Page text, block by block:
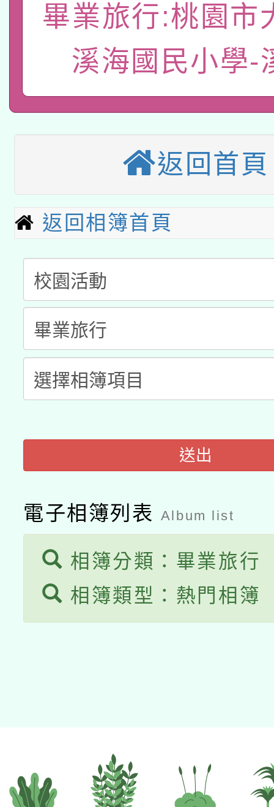
「數位內容與教學軟體
pilot」
有關大陸委員會函釋公
薪期間赴陸應申請許可
轉知經濟部水利署委託
業技術研究院辦理「
用水績優單位及節水達
115年8月22日(星期六
桃園市孔廟祈福系列
開 智慧啟航」
2026年桃園地景藝術
本校115學年度第2次
招甄選結果公告(無人
招)
適應運動共學行動站研
本館辦理115年度閱讀
暨閱讀推動專業研習
科技賦能─人工智慧
礎課程
A3數位素養講師名單
「數位內容與教學軟體
pilot」
有關大陸委員會函釋公
薪期間赴陸應申請許可
轉知經濟部水利署委託
用水績優單位及節水達
桃園市孔廟祈福系列
2026年桃園地景藝術
畢業旅行:桃園市
溪海國民小學-
返回首頁
返回相簿首頁
送出
電子相簿列表 Album list
相簿分類：畢業旅行
相簿類型：熱門相簿